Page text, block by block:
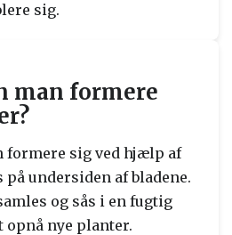
sig.
man formere
formere sig ved hjælp af
på undersiden af bladene.
og sås i en fugtig
nye planter.